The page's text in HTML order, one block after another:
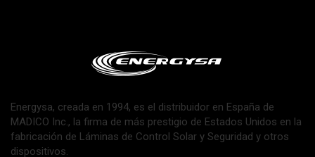
Energysa, creada en 1994, es el distribuidor en España de
MADICO Inc., la firma de más prestigio de Estados Unidos en la
fabricación de Láminas de Control Solar y Seguridad y otros
dispositivos.